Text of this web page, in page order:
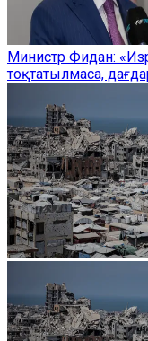
Министр Фидан:
тоқтатылмаса,